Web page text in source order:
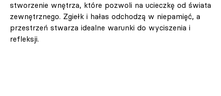
stworzenie wnętrza, które pozwoli na ucieczkę od świata
zewnętrznego. Zgiełk i hałas odchodzą w niepamięć, a
przestrzeń stwarza idealne warunki do wyciszenia i
refleksji.